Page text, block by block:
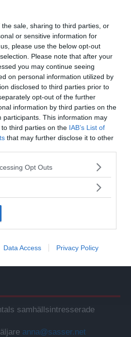
sale, sharing to third parties, or
or sensitive information for
please use the below opt-out
Please note that after your
you may continue seeing
on personal information utilized by
disclosed to third parties prior to
opt-out of the further
information by third parties on the
participants. This information may
third parties on the IAB’s List of
that may further disclose it to other
app uses one or more Google
usage behaviour. You may click to
specified purposes in below Google
Opt Outs
Data Access Privacy Policy
i fem delar skriven av
om den globala
- AV GUEST WRITER
Case Against
VACCINES
COVID-19. There is
vaccine issue is dividing the
tired of Covid...
… 45 46
mest modiga tidningar.
med en
donation
samhällsintresserade
anna@sasser.net